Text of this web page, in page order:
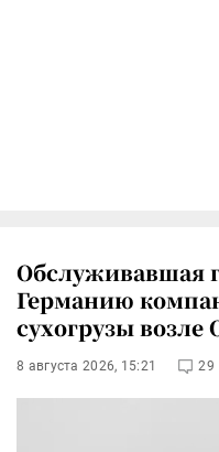
Обслуживавшая
Германию
сухогрузы возле
8 августа 2026, 15:21 29